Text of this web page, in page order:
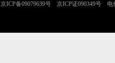
京ICP备09079639号 京ICP证090349号 电